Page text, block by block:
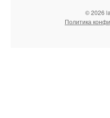
© 2026
Политика